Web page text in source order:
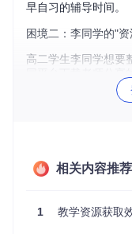
早自习的辅导时间。
困境二：李同学的"
高二学生李同学想要
真题。三个小时过去
文件，"数学1.pdf"、
作为学校教务处主任
对这些工具时，往往
相关内容推荐
1 教学资源获取效率